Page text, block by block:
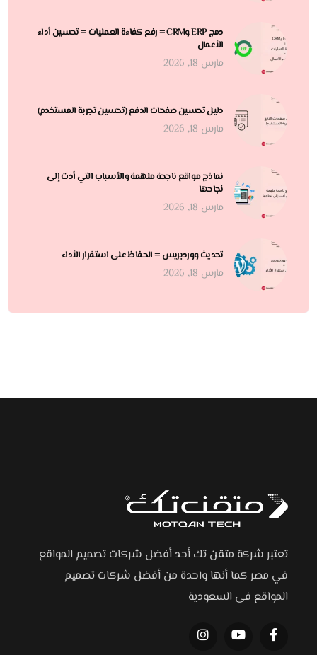
دمج ERP وCRM = رفع كفاءة العمليات = تحسين أداء
الأعمال
مارس 18, 2026
دليل تحسين صفحات الدفع (تحسين تجربة المستخدم)
مارس 18, 2026
نماذج مواقع ناجحة ملهمة والأسباب التي أدت إلى
نجاحها
مارس 18, 2026
تحديث ووردبريس = الحفاظ على استقرار الأداء
مارس 18, 2026
تعتبر شركة متقن تك أحد أفضل شركات تصميم المواقع
في مصر كما أنها واحدة من أفضل شركات تصميم
المواقع فى السعودية